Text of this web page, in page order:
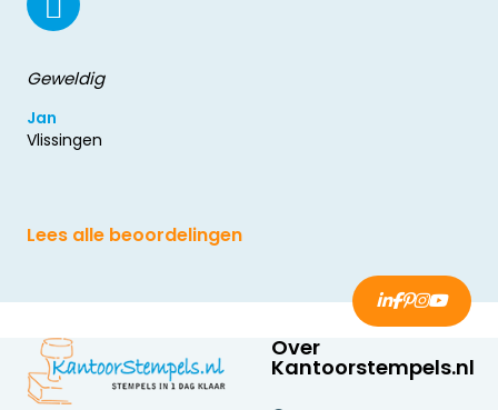
Geweldig
Jan
Vlissingen
Lees alle beoordelingen
Over
Kantoorstempels.nl